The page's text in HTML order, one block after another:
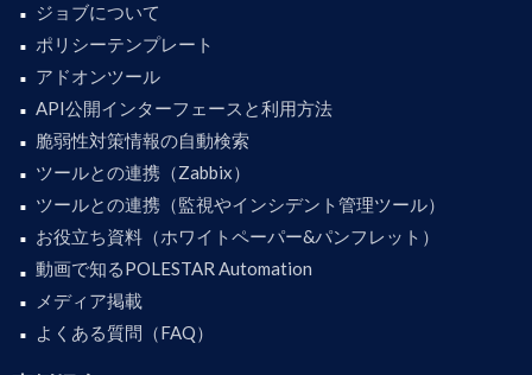
ジョブについて
ポリシーテンプレート
アドオンツール
API公開インターフェースと利用方法
脆弱性対策情報の自動検索
ツールとの連携（Zabbix）
ツールとの連携（監視やインシデント管理ツール）
お役立ち資料（ホワイトペーパー&パンフレット）
動画で知るPOLESTAR Automation
メディア掲載
よくある質問（FAQ）